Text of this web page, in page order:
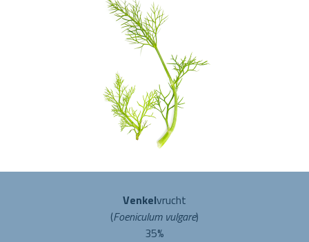
Venkelvrucht
(Foeniculum vulgare)
35%